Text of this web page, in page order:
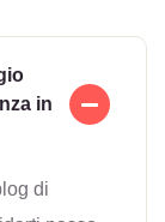
in
di